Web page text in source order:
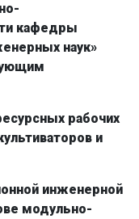
кафедры
наук»
рабочих
и
инженерной
модульно-